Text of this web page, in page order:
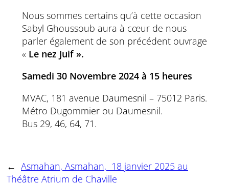
Nous sommes certains qu’à cette occasion
Sabyl Ghoussoub aura à cœur de nous
parler également de son précédent ouvrage
« Le nez Juif ».
Samedi 30 Novembre 2024 à 15 heures
MVAC, 181 avenue Daumesnil – 75012 Paris.
Métro Dugommier ou Daumesnil.
Bus 29, 46, 64, 71.
← Asmahan, Asmahan, 18 janvier 2025 au
Théâtre Atrium de Chaville